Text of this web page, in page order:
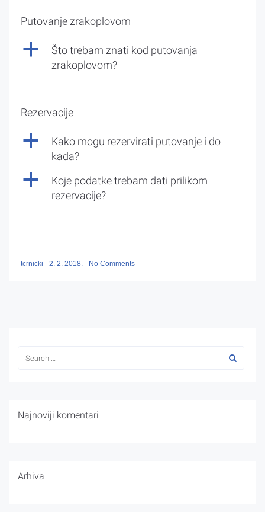
Putovanje zrakoplovom
a
Što trebam znati kod putovanja
zrakoplovom?
Rezervacije
a
Kako mogu rezervirati putovanje i do
kada?
a
Koje podatke trebam dati prilikom
rezervacije?
tcrnicki - 2. 2. 2018. - No Comments
Najnoviji komentari
Arhiva